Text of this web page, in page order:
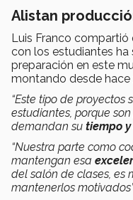
Alistan
Luis Franco
con los estudiantes ha
preparación en este
montando desde hace
“Este tipo de proyectos
estudiantes, porque
demandan su tiempo
“Nuestra parte como
mantengan esa
del salón de clases, es
mantenerlos